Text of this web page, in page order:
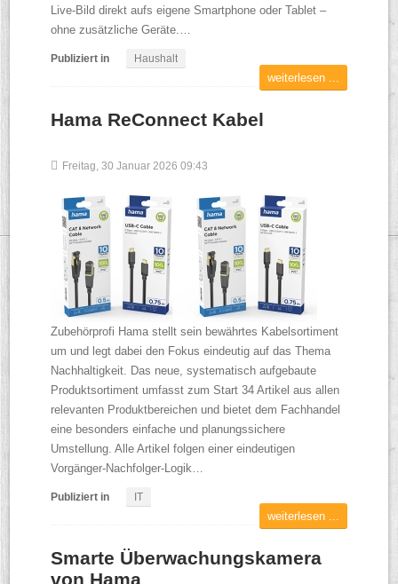
Live-Bild direkt aufs eigene Smartphone oder Tablet –
ohne zusätzliche Geräte.…
Publiziert in Haushalt
weiterlesen ...
Hama ReConnect Kabel
Freitag, 30 Januar 2026 09:43
Zubehörprofi Hama stellt sein bewährtes Kabelsortiment
um und legt dabei den Fokus eindeutig auf das Thema
Nachhaltigkeit. Das neue, systematisch aufgebaute
Produktsortiment umfasst zum Start 34 Artikel aus allen
relevanten Produktbereichen und bietet dem Fachhandel
eine besonders einfache und planungssichere
Umstellung. Alle Artikel folgen einer eindeutigen
Vorgänger-Nachfolger-Logik…
Publiziert in IT
weiterlesen ...
Smarte Überwachungskamera
von Hama